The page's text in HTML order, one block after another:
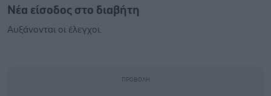
Nέα είσοδος στο διαβήτη
Αυξάνονται οι έλεγχοι.